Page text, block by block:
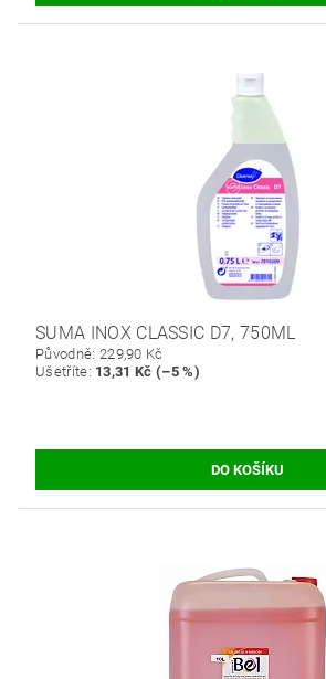
SUMA INOX CLASSIC D7, 750ML
Původně: 229,90 Kč
Ušetříte: 13,31 Kč (–5 %)